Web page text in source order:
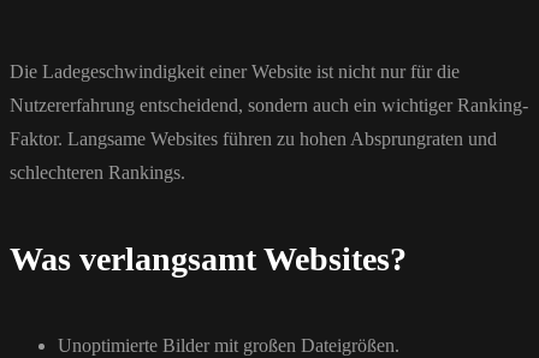
Die Ladegeschwindigkeit einer Website ist nicht nur für die
Nutzererfahrung entscheidend, sondern auch ein wichtiger Ranking-
Faktor. Langsame Websites führen zu hohen Absprungraten und
schlechteren Rankings.
Was verlangsamt Websites?
Unoptimierte Bilder mit großen Dateigrößen.